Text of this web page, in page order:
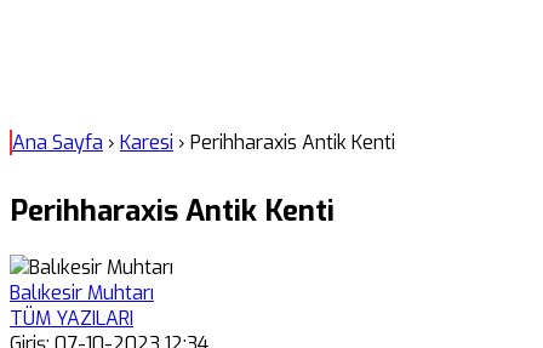
Ana Sayfa › Karesi › Perihharaxis Antik Kenti
Perihharaxis Antik Kenti
Balıkesir Muhtarı
TÜM YAZILARI